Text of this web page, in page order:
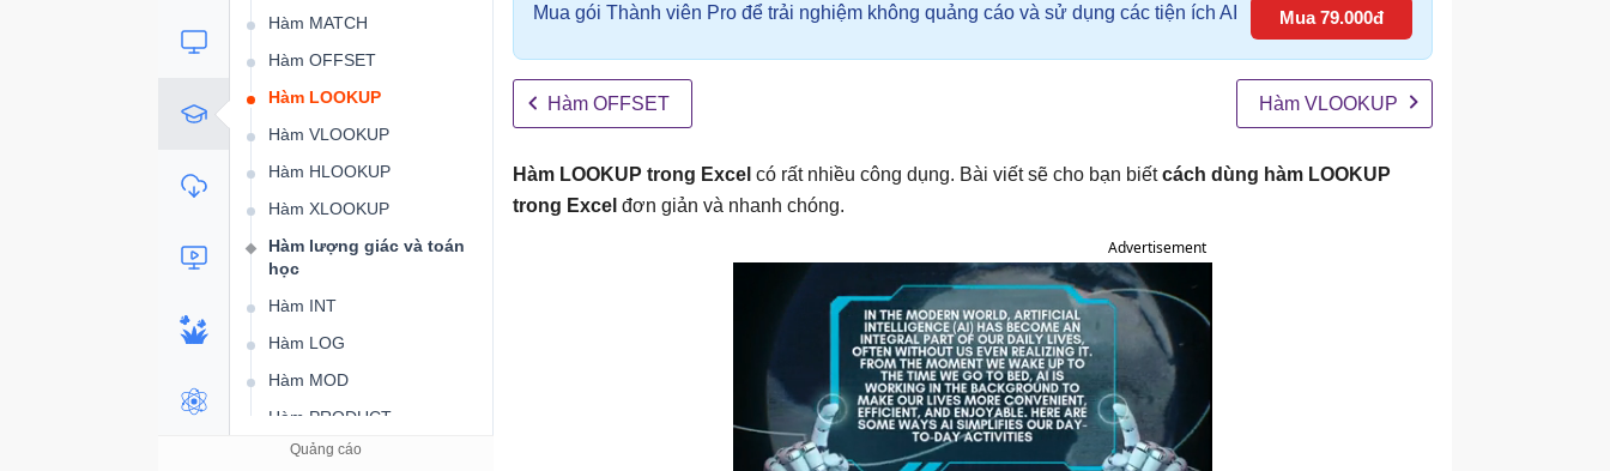
Mua gói Thành viên Pro để trải nghiệm không quảng cáo và sử dụng các tiện ích AI Mua 79.000đ
Hàm OFFSET Hàm VLOOKUP
Hàm LOOKUP trong Excel có rất nhiều công dụng. Bài viết sẽ cho bạn biếtcách dùng hàm LOOKUP
trong Excel đơn giản và nhanh chóng.
Advertisement
Hàm MATCH
Hàm OFFSET
Hàm LOOKUP
Hàm VLOOKUP
Hàm HLOOKUP
Hàm XLOOKUP
Hàm lượng giác và toán
học
Hàm INT
Hàm LOG
Hàm MOD
Hàm PRODUCT
Hàm Round